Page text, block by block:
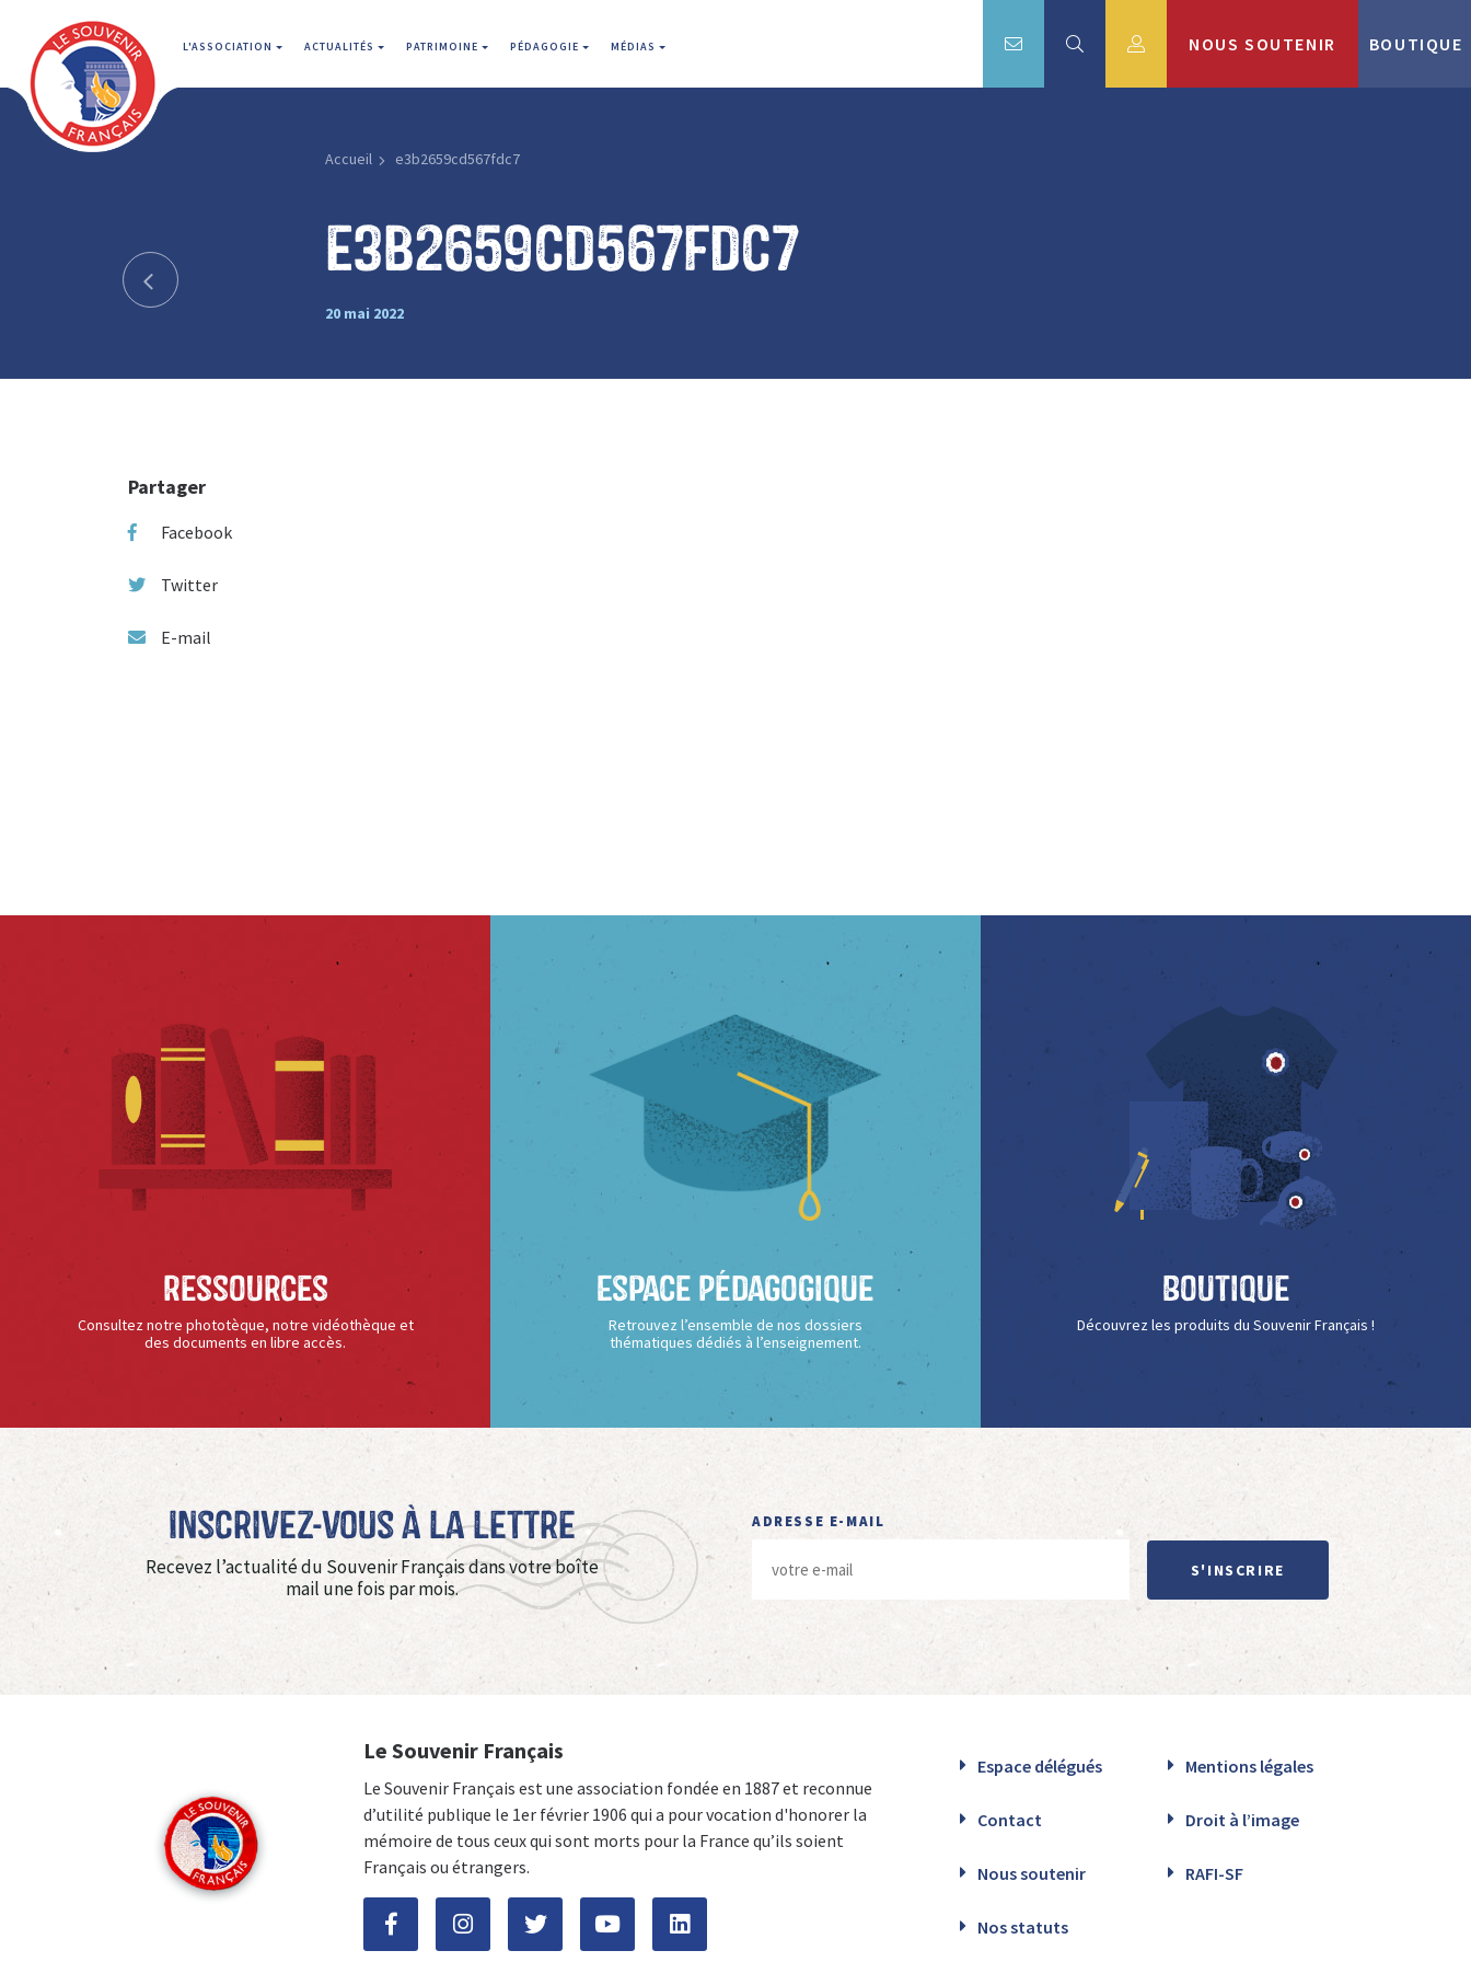
L'ASSOCIATION ACTUALITÉS PATRIMOINE PÉDAGOGIE MÉDIAS NOUS SOUTENIR BOUTIQUE
Accueil e3b2659cd567fdc7
e3b2659cd567fdc7
20 mai 2022
Partager
Facebook
Twitter
E-mail
Ressources
Consultez notre phototèque, notre vidéothèque et
des documents en libre accès.
Espace Pédagogique
Retrouvez l’ensemble de nos dossiers
thématiques dédiés à l’enseignement.
Boutique
Découvrez les produits du Souvenir Français !
Inscrivez-vous à La Lettre
Recevez l’actualité du Souvenir Français dans votre boîte
mail une fois par mois.
ADRESSE E-MAIL
S'INSCRIRE
Le Souvenir Français
Le Souvenir Français est une association fondée en 1887 et reconnue
d’utilité publique le 1er février 1906 qui a pour vocation d'honorer la
mémoire de tous ceux qui sont morts pour la France qu’ils soient
Français ou étrangers.
Espace délégués Mentions légales
Contact Droit à l’image
Nous soutenir RAFI-SF
Nos statuts